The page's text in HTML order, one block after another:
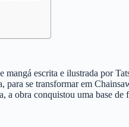
mangá escrita e ilustrada por
para se transformar em
a obra conquistou uma base